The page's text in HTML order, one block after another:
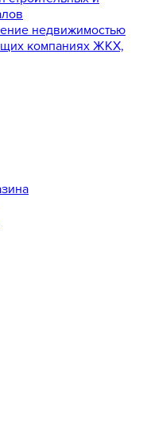
недвижимостью
компаниях ЖКХ,